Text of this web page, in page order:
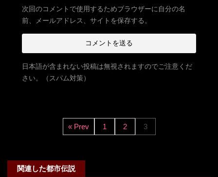
次回のコメントで使用するためブラウザーに自分の名
前、メールアドレス、サイトを保存する。
日本語が含まれない投稿は無視されますのでご注意くだ
さい。（スパム対策）
« Prev 1 2 3
関連した都市伝説